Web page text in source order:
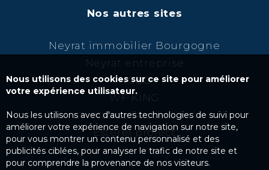
Nos autres sites
Neyrat immobilier Bourgogne
Neyrat entreprise
NCBC
WF KING
Kairos Success
Esterel project
Nous utilisons des cookies sur ce site pour améliorer
votre expérience utilisateur.
Nous les utilisons avec d'autres technologies de suivi pour
améliorer votre expérience de navigation sur notre site,
pour vous montrer un contenu personnalisé et des
publicités ciblées, pour analyser le trafic de notre site et
pour comprendre la provenance de nos visiteurs.